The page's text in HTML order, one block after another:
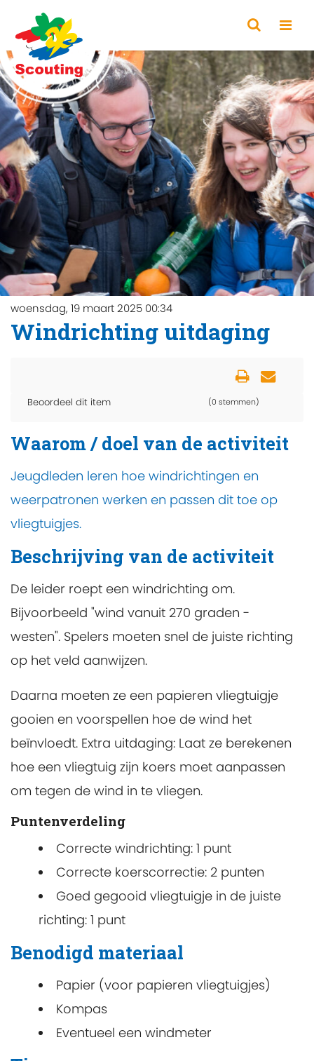
woensdag, 19 maart 2025 00:34
Windrichting uitdaging
Beoordeel dit item (0 stemmen)
Waarom / doel van de activiteit
Jeugdleden leren hoe windrichtingen en
weerpatronen werken en passen dit toe op
vliegtuigjes.
Beschrijving van de activiteit
De leider roept een windrichting om.
Bijvoorbeeld "wind vanuit 270 graden -
westen". Spelers moeten snel de juiste richting
op het veld aanwijzen.
Daarna moeten ze een papieren vliegtuigje
gooien en voorspellen hoe de wind het
beïnvloedt. Extra uitdaging: Laat ze berekenen
hoe een vliegtuig zijn koers moet aanpassen
om tegen de wind in te vliegen.
Puntenverdeling
Correcte windrichting: 1 punt
Correcte koerscorrectie: 2 punten
Goed gegooid vliegtuigje in de juiste
richting: 1 punt
Benodigd materiaal
Papier (voor papieren vliegtuigjes)
Kompas
Eventueel een windmeter